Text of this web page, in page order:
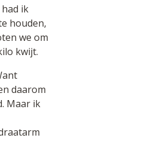
ik
houden,
we om
kwijt.
daarom
Maar ik